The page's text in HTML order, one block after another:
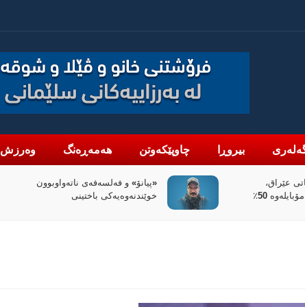
بیروڕا چاوپێکەوتن هەمەڕەنگ وەرزش
سیاسەتی خۆتەعریبکردن لە باشووری
کوردستان